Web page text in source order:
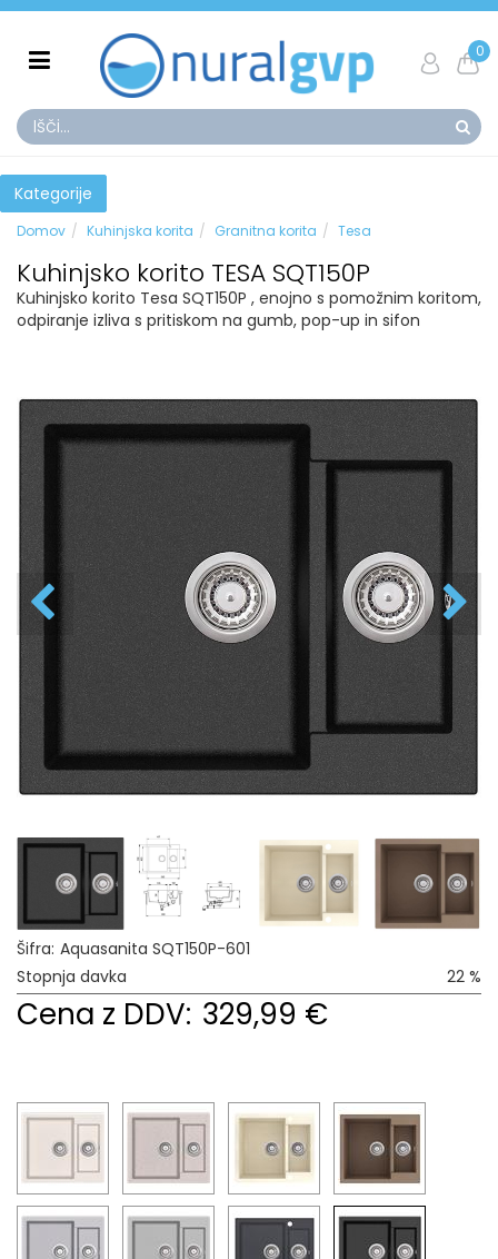
0
Kategorije
Domov Kuhinjska korita Granitna korita Tesa
Kuhinjsko korito TESA SQT150P
Kuhinjsko korito Tesa SQT150P , enojno s pomožnim koritom,
odpiranje izliva s pritiskom na gumb, pop-up in sifon
Šifra: Aquasanita SQT150P-601
Stopnja davka
22 %
Cena z DDV: 329,99 €